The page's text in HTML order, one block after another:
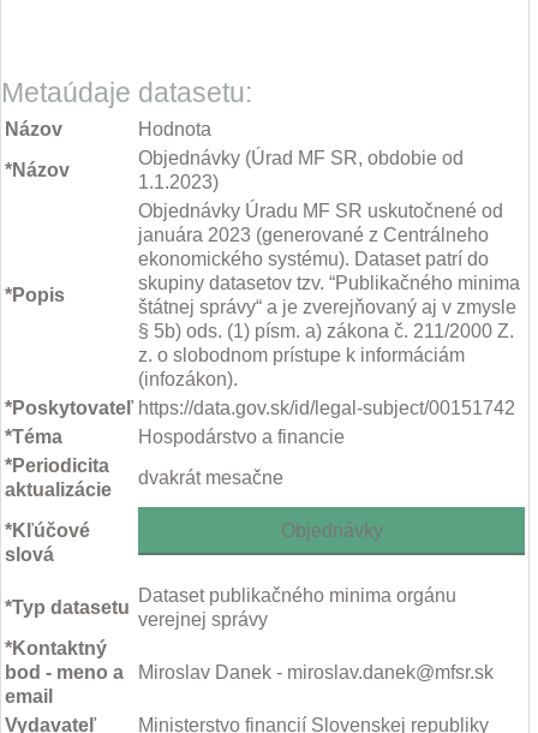
Metaúdaje datasetu:
Názov
Hodnota
*Názov
Objednávky (Úrad MF SR, obdobie od
1.1.2023)
*Popis
Objednávky Úradu MF SR uskutočnené od
januára 2023 (generované z Centrálneho
ekonomického systému). Dataset patrí do
skupiny datasetov tzv. “Publikačného minima
štátnej správy“ a je zverejňovaný aj v zmysle
§ 5b) ods. (1) písm. a) zákona č. 211/2000 Z.
z. o slobodnom prístupe k informáciám
(infozákon).
*Poskytovateľ https://data.gov.sk/id/legal-subject/00151742
*Téma
Hospodárstvo a financie
*Periodicita
aktualizácie
dvakrát mesačne
*Kľúčové
slová
Objednávky
*Typ datasetu
Dataset publikačného minima orgánu
verejnej správy
*Kontaktný
bod - meno a
email
Miroslav Danek - miroslav.danek@mfsr.sk
Vydavateľ Ministerstvo financií Slovenskej republiky